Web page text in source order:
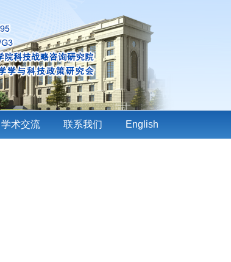
学术交流 联系我们 English